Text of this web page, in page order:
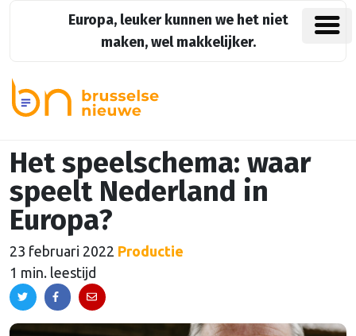
Europa, leuker kunnen we het niet
maken, wel makkelijker.
Het speelschema: waar
speelt Nederland in
Europa?
23 februari 2022 Productie
1 min. leestijd